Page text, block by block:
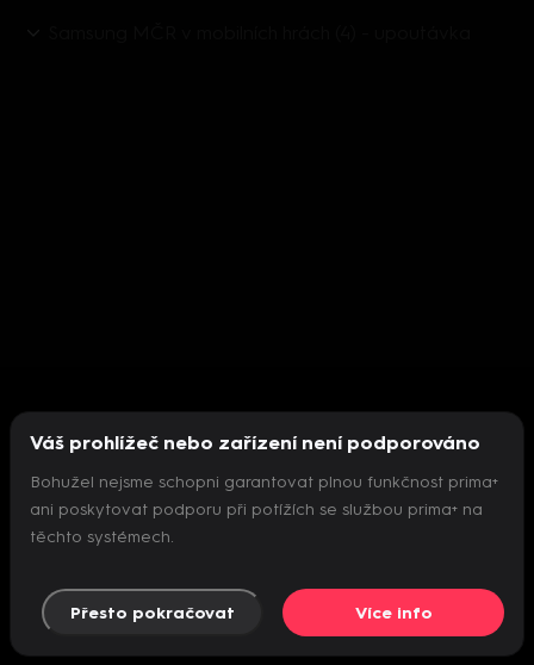
Nepodařilo se inicializovat přehrávač
Váš prohlížeč nebo zařízení není podporováno
Bohužel nejsme schopni garantovat plnou funkčnost prima+
ani poskytovat podporu při potížích se službou prima+ na
těchto systémech.
Přesto pokračovat Více info